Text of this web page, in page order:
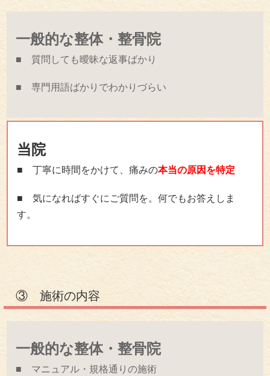
一般的な整体・整骨院
■ 質問しても曖昧な返事ばかり
■ 専門用語ばかりでわかりづらい
当院
■ 丁寧に時間をかけて、痛みの本当の原因を特定
■ 気になればすぐにご質問を。何でもお答えしま
す。
③ 施術の内容
一般的な整体・整骨院
■ マニュアル・規格通りの施術